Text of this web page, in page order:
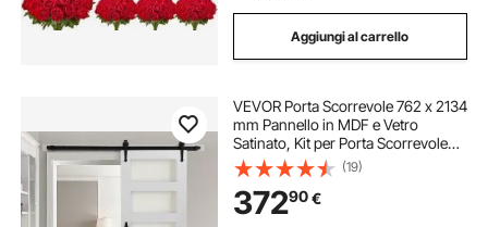
Aggiungi al carrello
VEVOR Porta Scorrevole 762 x 2134
mm Pannello in MDF e Vetro
Satinato, Kit per Porta Scorrevole
con Ferramenta Guida Telaio a H
per Casa Divisorio Spazio
Soggiorno Bagno Camera da Letto,
Bianco
(19)
37290€